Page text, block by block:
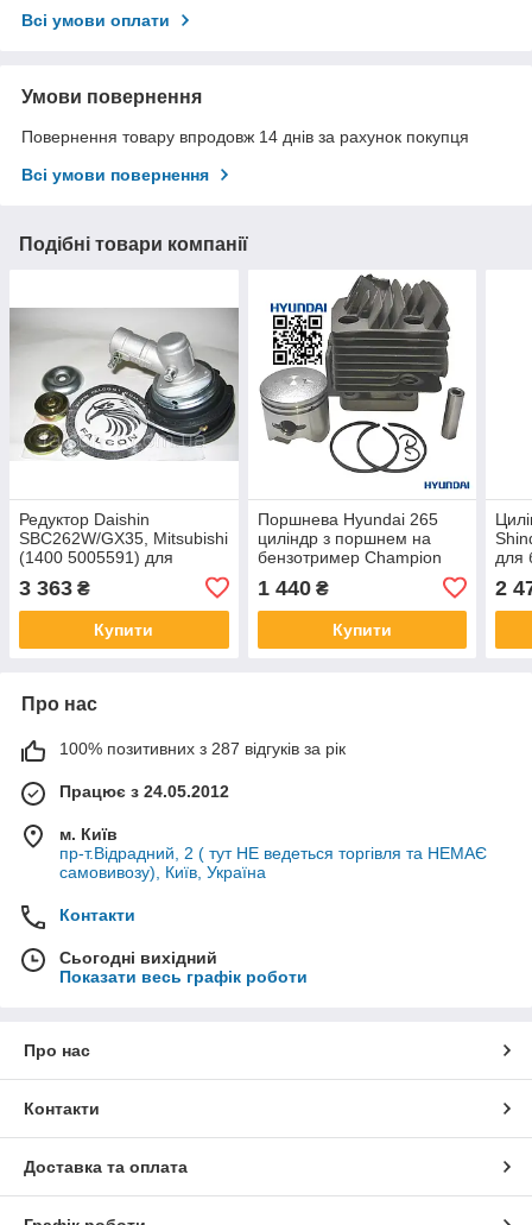
Всі умови оплати
Умови повернення
Повернення товару впродовж 14 днів за рахунок покупця
Всі умови повернення
Подібні товари компанії
Редуктор Daishin
SBC262W/GX35, Mitsubishi
(1400 5005591) для
3 363 ₴
Купити
Поршнева Hyundai 265
циліндр з поршнем на
бензотример Champion
Daewoo Mitsubishi Zenoah
BG260 1E34F 4C-60
1 440₴
Купити
для
2
Про нас
100% позитивних з 287 відгуків за рік
Працює з 24.05.2012
м. Київ
пр-т.Відрадний, 2 ( тут НЕ ведеться торгівля та НЕМАЄ
самовивозу), Київ, Україна
Контакти
Сьогодні вихідний
Показати весь графік роботи
Про нас
Контакти
Доставка та оплата